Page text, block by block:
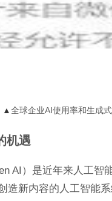
▲全球企业AI使用率和生成
机遇
AI）是近年来人工智
造新内容的人工智能